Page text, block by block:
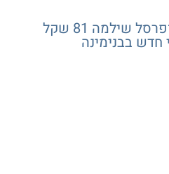
כלכליסט | רשת שופרסל שילמה 81 שקל
בבנימינה